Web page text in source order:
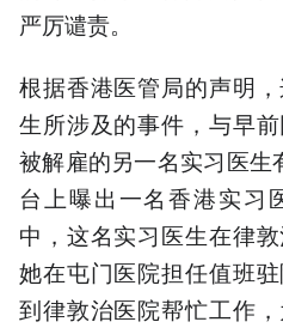
严厉谴责。
根据香港医管局的声明
生所涉及的事件，与早
被解雇的另一名实习医
台上曝出一名香港实习
中，这名实习医生在律
她在屯门医院担任值班
到律敦治医院帮忙工作，